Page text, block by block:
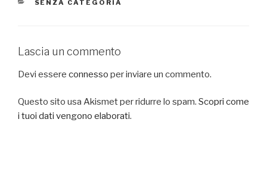
CATEGORIE
SENZA CATEGORIA
Lascia un commento
Devi essere connesso per inviare un commento.
Questo sito usa Akismet per ridurre lo spam. Scopri come
i tuoi dati vengono elaborati.